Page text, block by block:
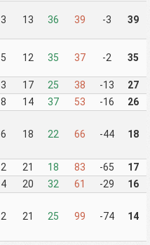
3 13 36 39 -3 39
5 12 35 37 -2 35
3 17 25 38 -13 27
8 14 37 53 -16 26
6 18 22 66 -44 18
2 21 18 83 -65 17
4 20 32 61 -29 16
2 21 25 99 -74 14